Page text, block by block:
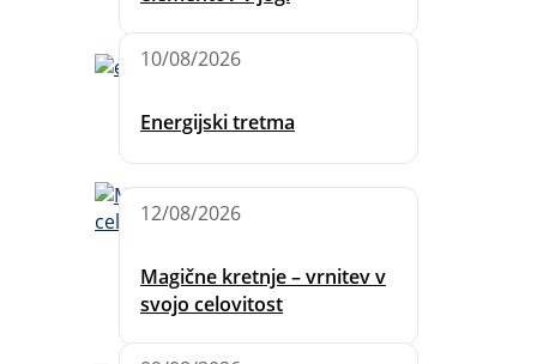
10/08/2026
Energijski tretma
12/08/2026
Magične kretnje – vrnitev v
svojo celovitost